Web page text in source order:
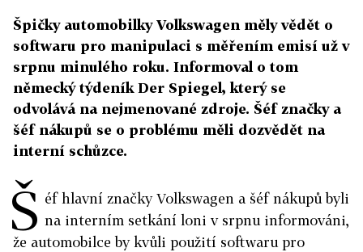
Špičky automobilky Volkswagen měly vědět o
softwaru pro manipulaci s měřením emisí už v
srpnu minulého roku. Informoval o tom
německý týdeník Der Spiegel, který se
odvolává na nejmenované zdroje. Šéf značky a
šéf nákupů se o problému měli dozvědět na
interní schůzce.
Š éf hlavní značky Volkswagen a šéf nákupů byli
na interním setkání loni v srpnu informováni,
že automobilce by kvůli použití softwaru pro